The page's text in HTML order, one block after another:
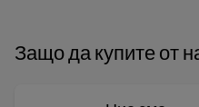
Защо да купите от